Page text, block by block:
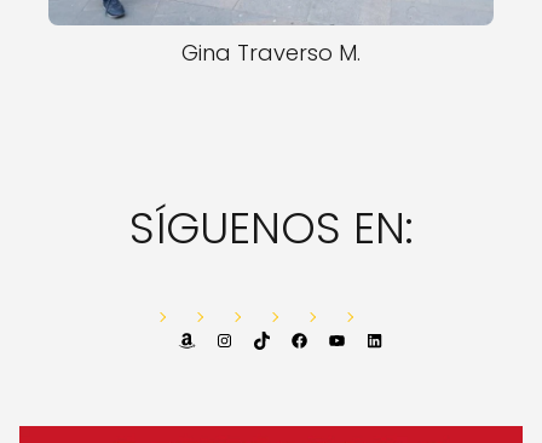
Gina Traverso M.
SÍGUENOS EN:
AmazonInstagram
TikTok FacebookYouTube